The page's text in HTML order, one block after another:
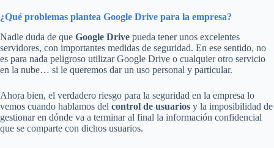
¿Qué problemas plantea Google Drive para la empresa?
Nadie duda de que Google Drive pueda tener unos excelentes
servidores, con importantes medidas de seguridad. En ese sentido, no
es para nada peligroso utilizar Google Drive o cualquier otro servicio
en la nube… si le queremos dar un uso personal y particular.
Ahora bien, el verdadero riesgo para la seguridad en la empresa lo
vemos cuando hablamos del control de usuarios y la imposibilidad de
gestionar en dónde va a terminar al final la información confidencial
que se comparte con dichos usuarios.